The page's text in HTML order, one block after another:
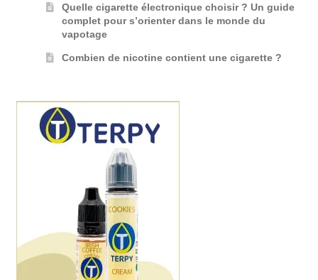
Quelle cigarette électronique choisir ? Un guide
complet pour s’orienter dans le monde du
vapotage
Combien de nicotine contient une cigarette ?